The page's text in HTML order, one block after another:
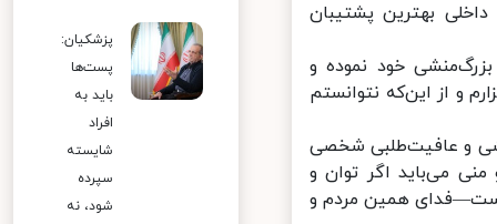
بهترین پشتیبان
خود نموده و
بسیار سپاسگزارم و از این‌که نتوانستم
و عافیت‌طلبی شخصی
می‌باید اگر توان و
همین مردم و
پزشکیان:
پست‌ها
باید به
افراد
شایسته
سپرده
شود، نه